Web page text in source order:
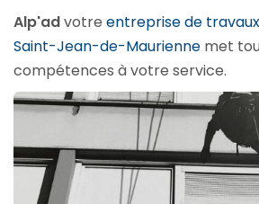
Alp'advotre entreprise de
Saint-Jean-de-Maurienne met
compétences à votre service.